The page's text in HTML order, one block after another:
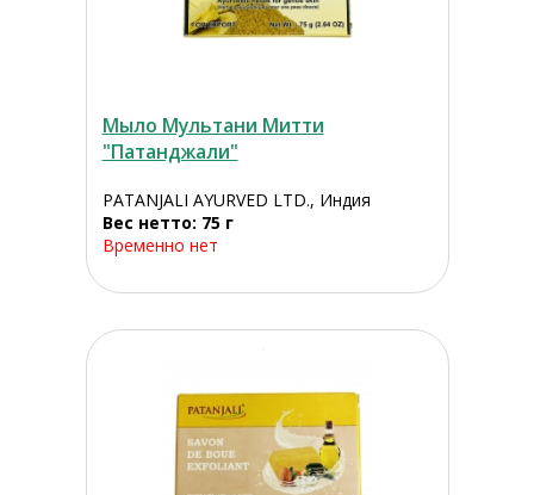
Мыло Мультани Митти
"Патанджали"
PATANJALI AYURVED LTD., Индия
Вес нетто: 75 г
Временно нет